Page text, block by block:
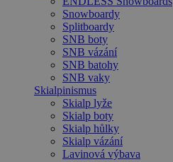
Snowboardy
Splitboardy
SNB boty
SNB vázání
SNB batohy
SNB vaky
Skialpinismus
Skialp lyže
Skialp boty
Skialp hůlky
Skialp vázání
Lavinová výbava